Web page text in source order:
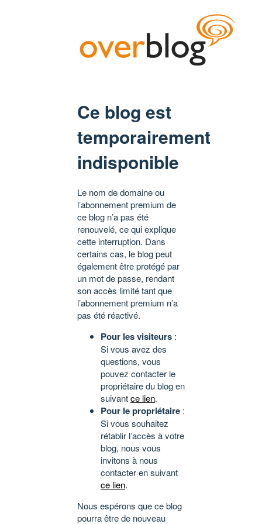
Ce blog est
temporairement
indisponible
Le nom de domaine ou
l’abonnement premium de
ce blog n’a pas été
renouvelé, ce qui explique
cette interruption. Dans
certains cas, le blog peut
également être protégé par
un mot de passe, rendant
son accès limité tant que
l’abonnement premium n’a
pas été réactivé.
Pour les visiteurs :
Si vous avez des
questions, vous
pouvez contacter le
propriétaire du blog en
suivantce lien.
Pour le propriétaire :
Si vous souhaitez
rétablir l’accès à votre
blog, nous vous
invitons à nous
contacter en suivant
ce lien.
Nous espérons que ce blog
pourra être de nouveau